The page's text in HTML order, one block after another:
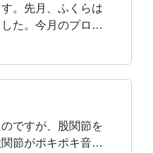
。先月、ふくらは
た。今月のプログ
アーカイブもでき
くなってきて、足
で、私は呼吸がお
続けているうちに
うか？
ですが、股関節を
節がポキポキ音が